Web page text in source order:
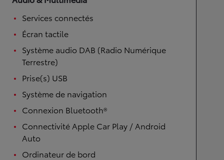
Services connectés
Écran tactile
Système audio DAB (Radio Numérique
Terrestre)
Prise(s) USB
Système de navigation
Connexion Bluetooth®
Connectivité Apple Car Play / Android
Auto
Ordinateur de bord